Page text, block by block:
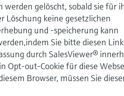
werden gelöscht, sobald sie für
Löschung keine gesetzlichen
und -speicherung kann
Sie bitte diesen Link
durch SalesViewer®
Opt-out-Cookie für diese
Browser, müssen Sie